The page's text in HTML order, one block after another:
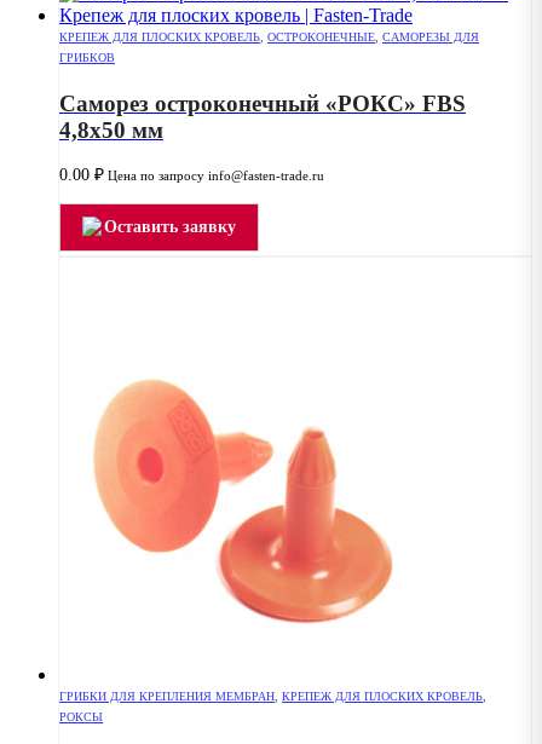
КРЕПЕЖ ДЛЯ ПЛОСКИХ КРОВЕЛЬ ОСТРОКОНЕЧНЫЕ САМОРЕЗЫ ДЛЯ
ГРИБКОВ
Саморез остроконечный «РОКС» FBS
4,8х50 мм
0.00 ₽ Цена по запросу info@fasten-trade.ru
Оставить заявку
ГРИБКИ ДЛЯ КРЕПЛЕНИЯ МЕМБРАН КРЕПЕЖ ДЛЯ ПЛОСКИХ КРОВЕЛЬ
РОКСЫ